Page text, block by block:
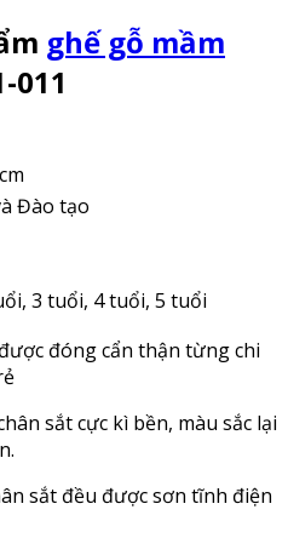
ghế gỗ mầm
011
Đào tạo
3 tuổi, 4 tuổi, 5 tuổi
đóng cẩn thận từng chi
sắt cực kì bền, màu sắc lại
sắt đều được sơn tĩnh điện